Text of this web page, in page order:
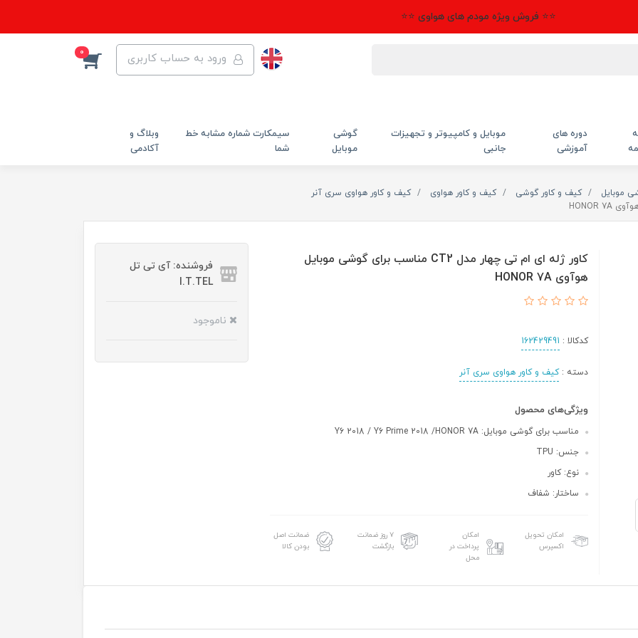
⭐⭐ فروش ویژه مودم های هواوی ⭐⭐
ورود به حساب کاربری 0
دوره های
آموزشی
موبایل و کامپیوتر و تجهیزات
جانبی
گوشی
موبایل
سیمکارت شماره مشابه خط
شما
وبلاگ و
آکادمی
موبایل کیف و کاور گوشی کیف و کاور هواوی کیف و کاور هواوی سری آنر
کاور ژله ای ام تی چهار مدل CT2 مناسب برای گوشی موبایل
هوآوی HONOR 7A
کدکالا : 162429491
دسته :کیف و کاور هواوی سری آنر
ویژگی‌های محصول
مناسب برای گوشی موبایل: Y6 2018 / Y6 Prime 2018 /HONOR 7A
جنس: TPU
نوع: کاور
ساختار: شفاف
امکان تحویل
اکسپرس
امکان
پرداخت در
محل
۷ روز ضمانت
بازگشت
ضمانت اصل
بودن کالا
فروشنده: آی تی تل
I.T.TEL
ناموجود